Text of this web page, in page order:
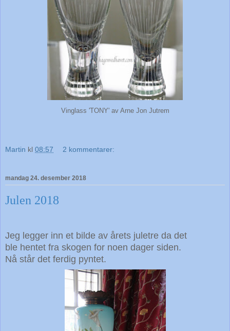
Vinglass 'TONY' av Arne Jon Jutrem
Martin kl 08:57 2 kommentarer:
mandag 24. desember 2018
Julen 2018
Jeg legger inn et bilde av årets juletre da det
ble hentet fra skogen for noen dager siden.
Nå står det ferdig pyntet.